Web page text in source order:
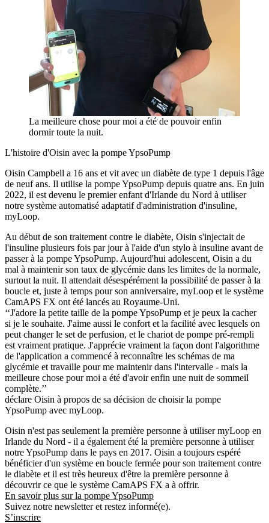
La meilleure chose pour moi a été de pouvoir enfin
dormir toute la nuit.
L'histoire d'Oisin avec la pompe YpsoPump
Oisin Campbell a 16 ans et vit avec un diabète de type 1 depuis l'âge
de neuf ans. Il utilise la pompe YpsoPump depuis quatre ans. En juin
2022, il est devenu le premier enfant d'Irlande du Nord à utiliser
notre système automatisé adaptatif d'administration d'insuline,
myLoop.
Au début de son traitement contre le diabète, Oisin s'injectait de
l'insuline plusieurs fois par jour à l'aide d'un stylo à insuline avant de
passer à la pompe YpsoPump. Aujourd'hui adolescent, Oisin a du
mal à maintenir son taux de glycémie dans les limites de la normale,
surtout la nuit. Il attendait désespérément la possibilité de passer à la
boucle et, juste à temps pour son anniversaire, myLoop et le système
CamAPS FX ont été lancés au Royaume-Uni.
‘‘J'adore la petite taille de la pompe YpsoPump et je peux la cacher
si je le souhaite. J'aime aussi le confort et la facilité avec lesquels on
peut changer le set de perfusion, et le chariot de pompe pré-rempli
est vraiment pratique. J'apprécie vraiment la façon dont l'algorithme
de l'application a commencé à reconnaître les schémas de ma
glycémie et travaille pour me maintenir dans l'intervalle - mais la
meilleure chose pour moi a été d'avoir enfin une nuit de sommeil
complète.’’
déclare Oisin à propos de sa décision de choisir la pompe
YpsoPump avec myLoop.
Oisin n'est pas seulement la première personne à utiliser myLoop en
Irlande du Nord - il a également été la première personne à utiliser
notre YpsoPump dans le pays en 2017. Oisin a toujours espéré
bénéficier d'un système en boucle fermée pour son traitement contre
le diabète et il est très heureux d'être la première personne à
découvrir ce que le système CamAPS FX a à offrir.
En savoir plus sur la pompe YpsoPump
Suivez notre newsletter et restez informé(e).
S’inscrire